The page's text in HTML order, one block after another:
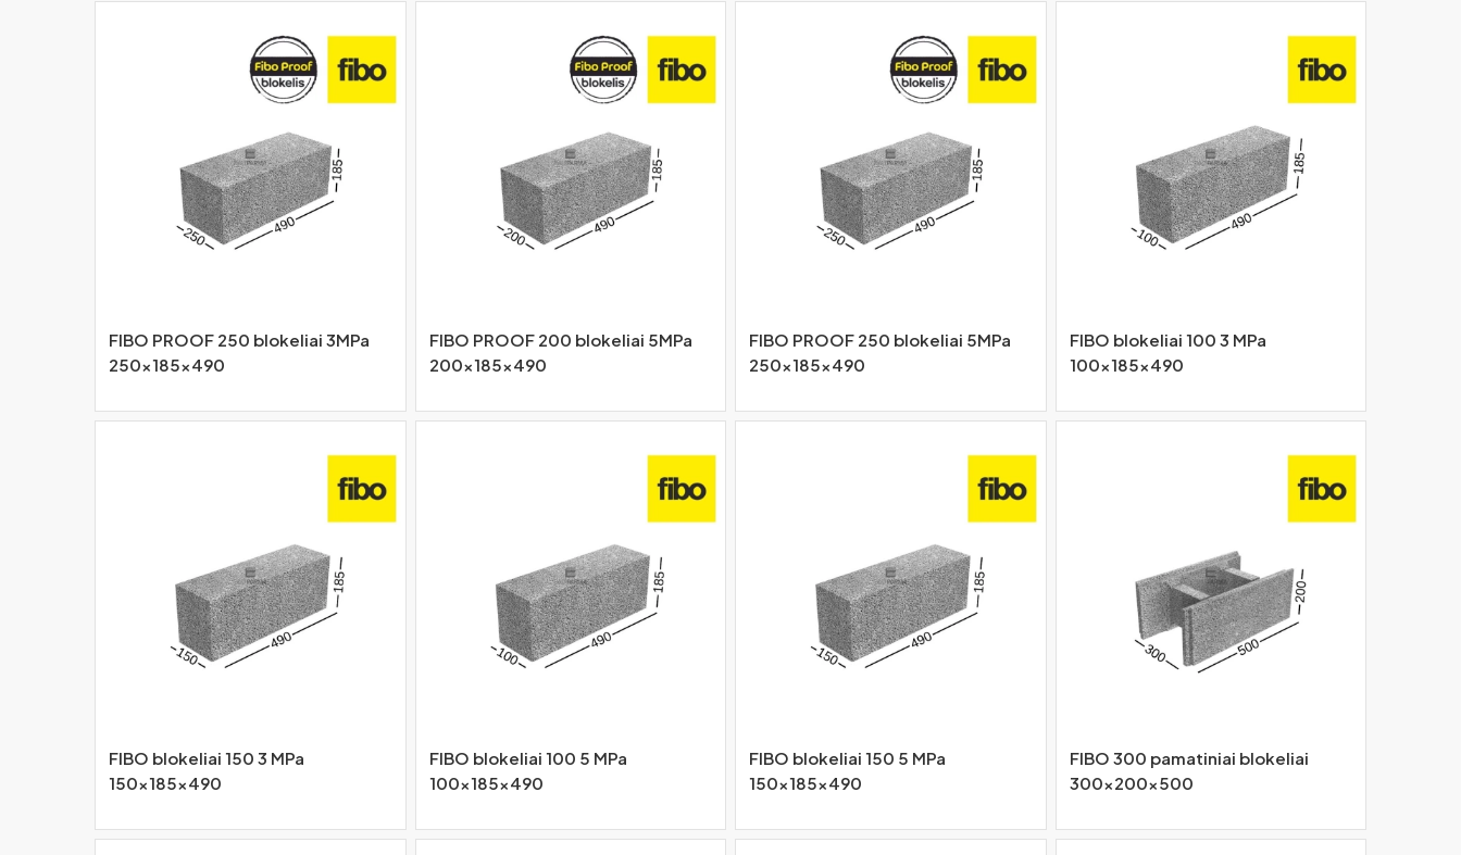
FIBO PROOF 250 blokeliai 3MPa
250x185x490
FIBO PROOF 200 blokeliai 5MPa
200x185x490
FIBO PROOF 250 blokeliai 5MPa
250x185x490
FIBO blokeliai 100 3 MPa
100x185x490
FIBO blokeliai 150 3 MPa
150x185x490
FIBO blokeliai 100 5 MPa
100x185x490
FIBO blokeliai 150 5 MPa
150x185x490
FIBO 300 pamatiniai blokeliai
300x200x500